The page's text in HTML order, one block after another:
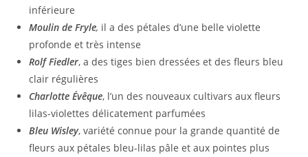
inférieure
Moulin de Fryle, il a des pétales d’une belle violette
profonde et très intense
Rolf Fiedler, a des tiges bien dressées et des fleurs bleu
clair régulières
Charlotte Évêque, l’un des nouveaux cultivars aux fleurs
lilas-violettes délicatement parfumées
Bleu Wisley, variété connue pour la grande quantité de
fleurs aux pétales bleu-lilas pâle et aux pointes plus